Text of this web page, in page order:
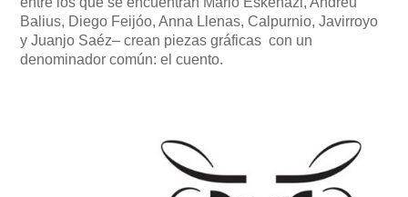
Balius, Diego Feijóo, Anna Llenas, Calpurnio, Javirroyo
y Juanjo Saéz– crean piezas gráficas con un
denominador común: el cuento.